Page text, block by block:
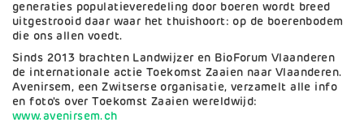
generaties populatieveredeling door boeren wordt breed
uitgestrooid daar waar het thuishoort: op de boerenbodem
die ons allen voedt.
Sinds 2013 brachten Landwijzer en BioForum Vlaanderen
de internationale actie Toekomst Zaaien naar Vlaanderen.
Avenirsem, een Zwitserse organisatie, verzamelt alle info
en foto's over Toekomst Zaaien wereldwijd:
www.avenirsem.ch